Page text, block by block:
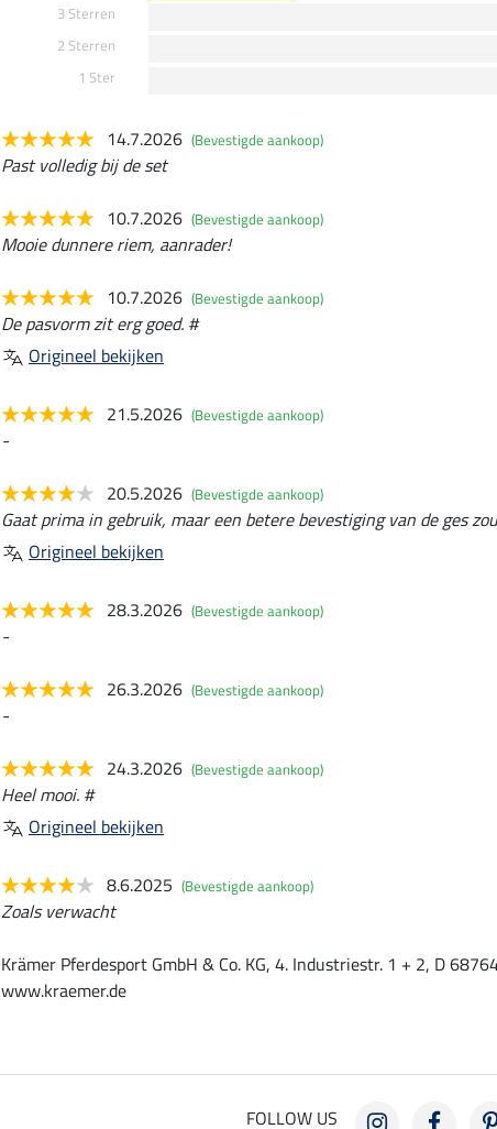
3 Sterren
2 Sterren
1 Ster
14.7.2026 (Bevestigde aankoop)
Past volledig bij de set
10.7.2026 (Bevestigde aankoop)
Mooie dunnere riem, aanrader!
10.7.2026 (Bevestigde aankoop)
De pasvorm zit erg goed. #
Origineel bekijken
21.5.2026 (Bevestigde aankoop)
-
20.5.2026 (Bevestigde aankoop)
Gaat prima in gebruik, maar een betere bevestiging van de ges
Origineel bekijken
28.3.2026 (Bevestigde aankoop)
-
26.3.2026 (Bevestigde aankoop)
-
24.3.2026 (Bevestigde aankoop)
Heel mooi. #
Origineel bekijken
8.6.2025 (Bevestigde aankoop)
Zoals verwacht
Krämer Pferdesport GmbH & Co. KG, 4. Industriestr. 1 + 2, D
www.kraemer.de
FOLLOW US